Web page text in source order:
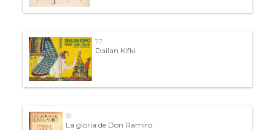
77
Dailan Kifki
91
La gloria de Don Ramiro